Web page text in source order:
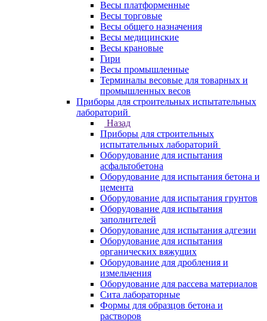
Весы платформенные
Весы торговые
Весы общего назначения
Весы медицинские
Весы крановые
Гири
Весы промышленные
Терминалы весовые для товарных и
промышленных весов
Приборы для строительных испытательных
лабораторий
Назад
Приборы для строительных
испытательных лабораторий
Оборудование для испытания
асфальтобетона
Оборудование для испытания бетона и
цемента
Оборудование для испытания грунтов
Оборудование для испытания
заполнителей
Оборудование для испытания адгезии
Оборудование для испытания
органических вяжущих
Оборудование для дробления и
измельчения
Оборудование для рассева материалов
Сита лабораторные
Формы для образцов бетона и
растворов